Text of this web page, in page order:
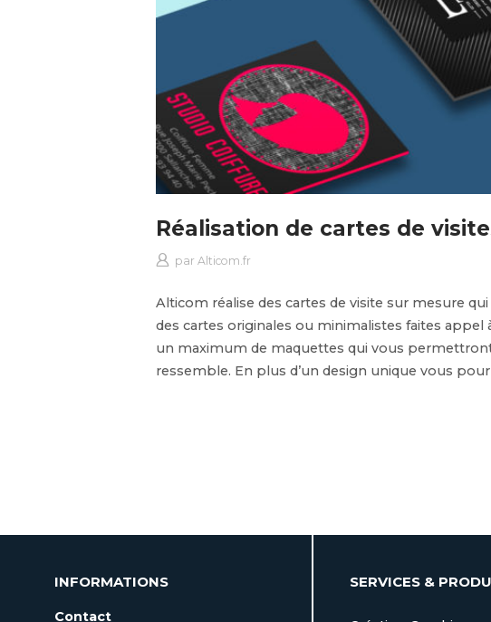
Réalisation de cartes de
par Alticom.fr
Alticom réalise des cartes de visite sur mesure
des cartes originales ou minimalistes faites appel
un maximum de maquettes qui vous
ressemble. En plus d’un design unique vous
INFORMATIONS
Contact
SERVICES &